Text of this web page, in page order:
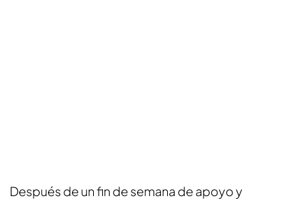
Después de un fin de semana de apoyo y